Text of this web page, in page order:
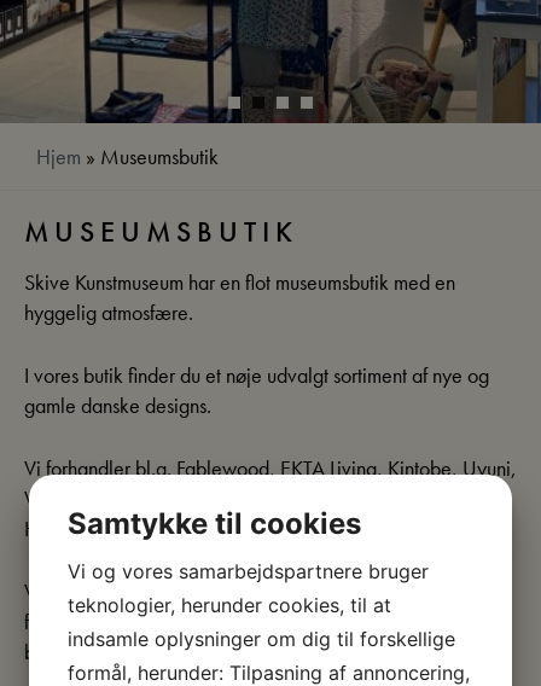
Hjem » Museumsbutik
MUSEUMSBUTIK
Skive Kunstmuseum har en flot museumsbutik med en
hyggelig atmosfære.
I vores butik finder du et nøje udvalgt sortiment af nye og
gamle danske designs.
Vi forhandler bl.a. Fablewood, EKTA Living, Kintobe, Uyuni,
Wally and Whiz, Hattesens, Munkholm, Dibb, TAKK,
Hanne Lejbølle, Maileg, Sarah Jahangir Studio m.fl.
Vi har legetøj til børnene, postkort, plakater og magneter
fra vores egen samling. Du kan også holde en pause og
bladre i vores mange bøger og magasiner.
Samtykke til cookies
Vi og vores samarbejdspartnere bruger
teknologier, herunder cookies, til at
indsamle oplysninger om dig til forskellige
formål, herunder: Tilpasning af annoncering,